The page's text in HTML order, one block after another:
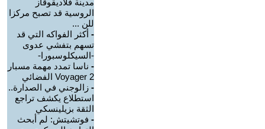
مدينة فلاديقوقاز
الروسية قد تصبح مركزا
للن ...
- أكثر الفواكه التي قد
تسهم بتفشي عدوى
-السيكلوسبورا-
- ناسا تمدد مهمة مسبار
Voyager 2 الفضائي
- زالوجني في الصدارة..
استطلاع يكشف تراجع
الثقة بزيلينسكي
- فوتشيتش: لم أبحث